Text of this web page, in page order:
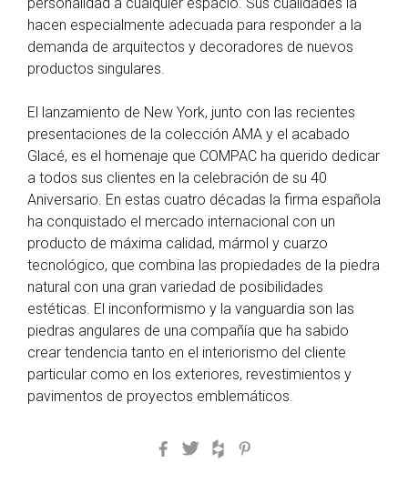
hacen especialmente adecuada para responder a la
demanda de arquitectos y decoradores de nuevos
productos singulares.
El lanzamiento de New York, junto con las recientes
presentaciones de la colección AMA y el acabado
Glacé, es el homenaje que COMPAC ha querido dedicar
a todos sus clientes en la celebración de su 40
Aniversario. En estas cuatro décadas la firma española
ha conquistado el mercado internacional con un
producto de máxima calidad, mármol y cuarzo
tecnológico, que combina las propiedades de la piedra
natural con una gran variedad de posibilidades
estéticas. El inconformismo y la vanguardia son las
piedras angulares de una compañía que ha sabido
crear tendencia tanto en el interiorismo del cliente
particular como en los exteriores, revestimientos y
pavimentos de proyectos emblemáticos.
Facebook
TwitterHouzz